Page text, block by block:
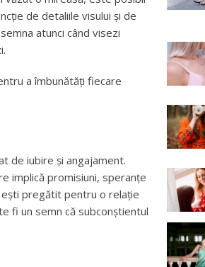
de detaliile visului și de
atunci când visezi
a îmbunătăți fiecare
de iubire și angajament.
implică promisiuni, speranțe
ești pregătit pentru o relație
fi un semn că subconștientul